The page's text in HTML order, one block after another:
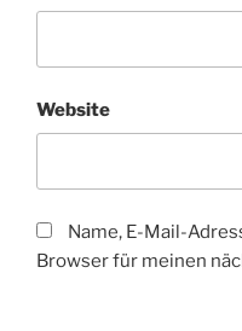
Website
Name, E-Mail-
Browser für meinen